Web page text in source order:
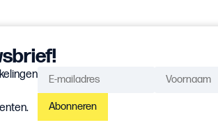
Abonneren